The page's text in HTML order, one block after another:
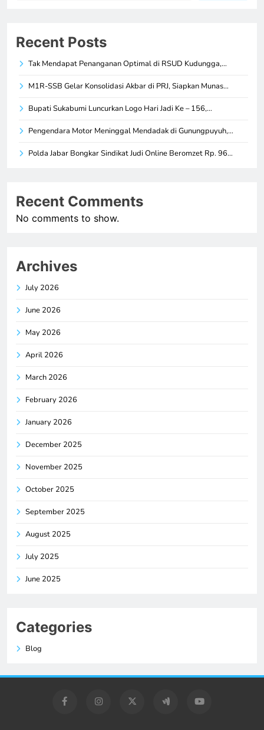
Recent Posts
Tak Mendapat Penanganan Optimal di RSUD Kudungga,…
M1R-SSB Gelar Konsolidasi Akbar di PRJ, Siapkan Munas…
Bupati Sukabumi Luncurkan Logo Hari Jadi Ke – 156,…
Pengendara Motor Meninggal Mendadak di Gunungpuyuh,…
Polda Jabar Bongkar Sindikat Judi Online Beromzet Rp. 96…
Recent Comments
No comments to show.
Archives
July 2026
June 2026
May 2026
April 2026
March 2026
February 2026
January 2026
December 2025
November 2025
October 2025
September 2025
August 2025
July 2025
June 2025
Categories
Blog